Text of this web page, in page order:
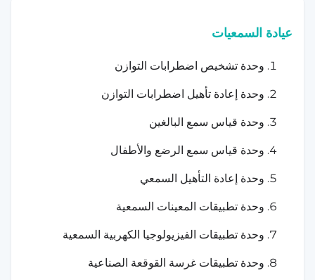
عيادة السمعيات
وحدة تشخيص اضطرابات التوازن
وحدة إعادة تأهيل اضطرابات التوازن
وحدة قياس سمع البالغين
وحدة قياس سمع الرضع والأطفال
وحدة إعادة التأهيل السمعي
وحدة تطبيقات المعينات السمعية
وحدة تطبيقات الفيزيولوجيا الكهربية السمعية
وحدة تطبيقات غرسة القوقعة الصناعية